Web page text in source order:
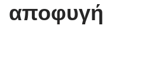
αποφυγή